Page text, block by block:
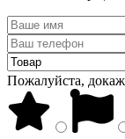
Пожалуйста,